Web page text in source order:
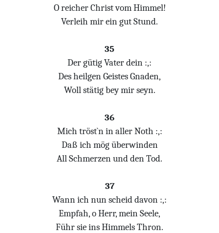
O reicher Christ vom Himmel!
Verleih mir ein gut Stund.
35
Der gütig Vater dein :,:
Des heilgen Geistes Gnaden,
Woll stätig bey mir seyn.
36
Mich tröst`n in aller Noth :,:
Daß ich mög überwinden
All Schmerzen und den Tod.
37
Wann ich nun scheid davon :,:
Empfah, o Herr, mein Seele,
Führ sie ins Himmels Thron.